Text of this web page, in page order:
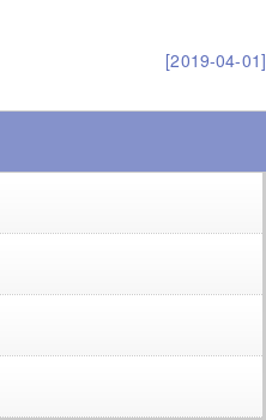
[2019-04-01]